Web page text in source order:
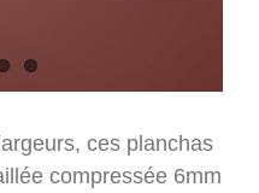
ces planchas
compressée 6mm